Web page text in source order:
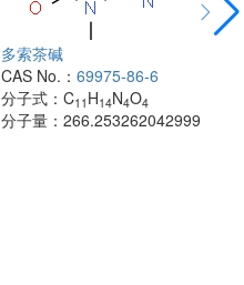
多索茶碱
CAS No.： 69975-86-6
分子式： C11 H14N4O4
分子量： 266.253262042999